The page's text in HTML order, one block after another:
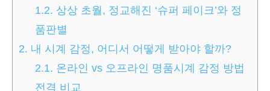
1.2. 상상 초월, 정교해진 ‘슈퍼 페이크’와 정
품판별
2. 내 시계 감정, 어디서 어떻게 받아야 할까?
2.1. 온라인 vs 오프라인 명품시계 감정 방법
전격 비교